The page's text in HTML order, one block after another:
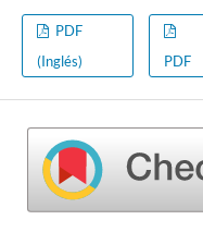
PDF
(Inglés)
PDF